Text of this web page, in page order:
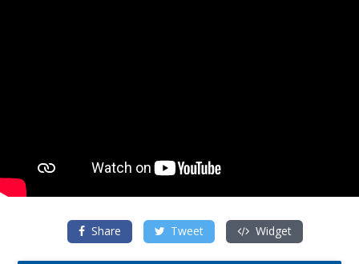
Share Tweet Widget